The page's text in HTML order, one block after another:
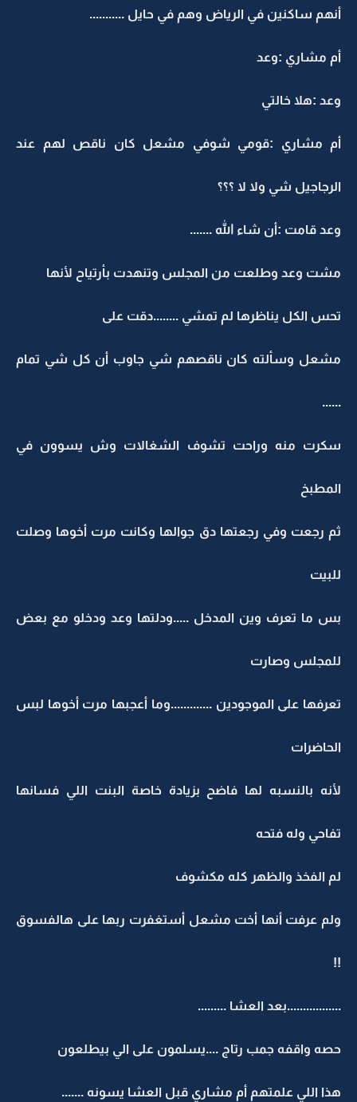
أنهم ساكنين في الرياض وهم في حايل ...........
أم مشاري :وعد
وعد :هلا خالتي
أم مشاري :قومي شوفي مشعل كان ناقص لهم عند
الرجاجيل شي ولا لا ؟؟؟
وعد قامت :أن شاء الله .......
مشت وعد وطلعت من المجلس وتنهدت بأرتياح لأنها
تحس الكل يناظرها لم تمشي ........دقت على
مشعل وسألته كان ناقصهم شي جاوب أن كل شي تمام
......
سكرت منه وراحت تشوف الشغالات وش يسوون في
المطبخ
ثم رجعت وفي رجعتها دق جوالها وكانت مرت أخوها وصلت
للبيت
بس ما تعرف وين المدخل .....ودلتها وعد ودخلو مع بعض
للمجلس وصارت
تعرفها على الموجودين .............وما أعجبها مرت أخوها لبس
الحاضرات
لأنه بالنسبه لها فاضح بزيادة خاصة البنت اللي فسانها
تفاحي وله فتحه
لم الفخذ والظهر كله مكشوف
ولم عرفت أنها أخت مشعل أستغفرت ربها على هالفسوق
!!
.................بعد العشا .........
حصه واقفه جمب رتاج ....يسلمون على الي بيطلعون
هذا اللي علمتهم أم مشاري قبل العشا يسونه .......